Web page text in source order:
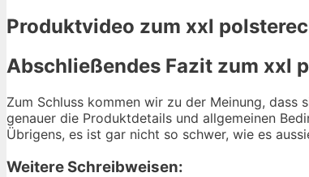
Produktvideo zum xxl
Abschließendes Fazit zum xxl
Zum Schluss kommen wir zu der Meinung, dass
genauer die Produktdetails und allgemeinen
Übrigens, es ist gar nicht so schwer, wie es
Weitere Schreibweisen: